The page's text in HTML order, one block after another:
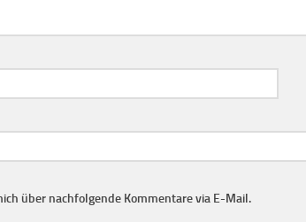
über nachfolgende Kommentare via E-Mail.